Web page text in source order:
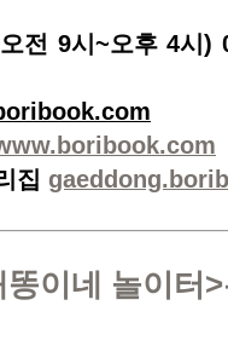
전 9시~오후 4시)
집
이네 놀이터